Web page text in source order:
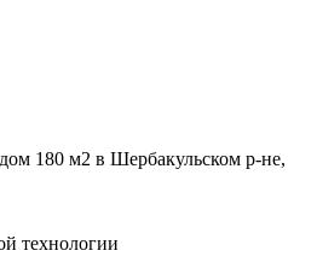
180 м2 в Шербакульском р-не,
технологии